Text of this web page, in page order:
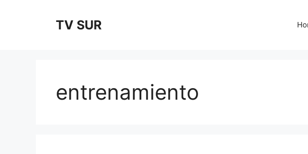
TV SUR
entrenamiento